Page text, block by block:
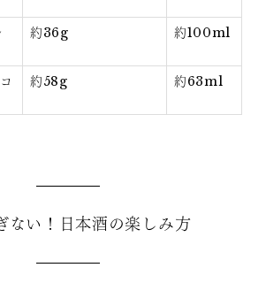
約36g 約100ml
約58g 約63ml
ない！日本酒の楽しみ方